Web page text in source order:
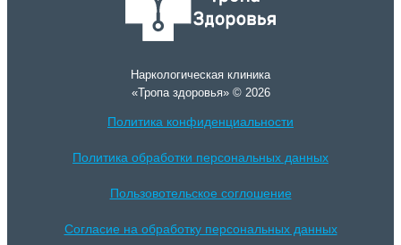
Наркологическая клиника
«Тропа здоровья» © 2026
Политика конфиденциальности
Политика обработки персональных данных
Пользовотельское соглошение
Согласие на обработку персональных данных